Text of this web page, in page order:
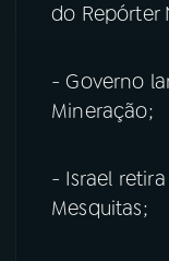
do Repórter
- Governo
Mineração;
- Israel
Mesquitas;